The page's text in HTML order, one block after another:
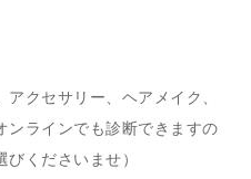
アクセサリー、ヘアメイク、
ンラインでも診断できますの
くださいませ）